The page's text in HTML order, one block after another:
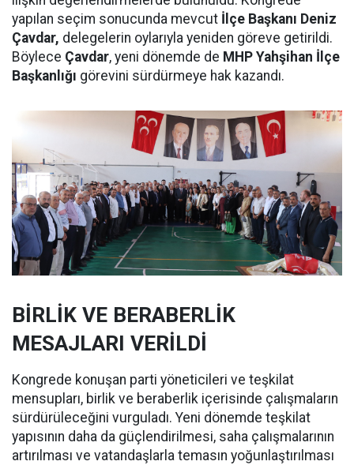
yapılan seçim sonucunda mevcut İlçe Başkanı Deniz
Çavdar, delegelerin oylarıyla yeniden göreve getirildi.
Böylece Çavdar, yeni dönemde de MHP Yahşihan İlçe
Başkanlığı görevini sürdürmeye hak kazandı.
BİRLİK VE BERABERLİK
MESAJLARI VERİLDİ
Kongrede konuşan parti yöneticileri ve teşkilat
mensupları, birlik ve beraberlik içerisinde çalışmaların
sürdürüleceğini vurguladı. Yeni dönemde teşkilat
yapısının daha da güçlendirilmesi, saha çalışmalarının
artırılması ve vatandaşlarla temasın yoğunlaştırılması